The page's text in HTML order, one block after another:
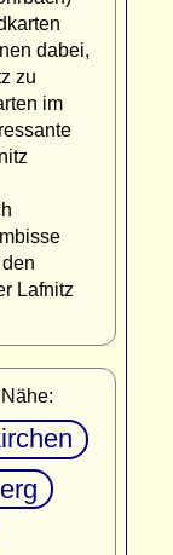
dabei,
zu
im
Lafnitz